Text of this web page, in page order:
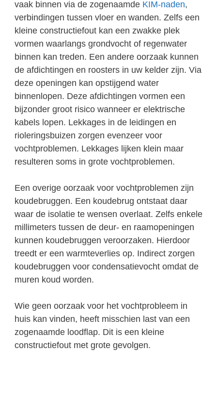
vaak binnen via de zogenaamde KIM-naden,
verbindingen tussen vloer en wanden. Zelfs een
kleine constructiefout kan een zwakke plek
vormen waarlangs grondvocht of regenwater
binnen kan treden. Een andere oorzaak kunnen
de afdichtingen en roosters in uw kelder zijn. Via
deze openingen kan opstijgend water
binnenlopen. Deze afdichtingen vormen een
bijzonder groot risico wanneer er elektrische
kabels lopen. Lekkages in de leidingen en
rioleringsbuizen zorgen evenzeer voor
vochtproblemen. Lekkages lijken klein maar
resulteren soms in grote vochtproblemen.
Een overige oorzaak voor vochtproblemen zijn
koudebruggen. Een koudebrug ontstaat daar
waar de isolatie te wensen overlaat. Zelfs enkele
millimeters tussen de deur- en raamopeningen
kunnen koudebruggen veroorzaken. Hierdoor
treedt er een warmteverlies op. Indirect zorgen
koudebruggen voor condensatievocht omdat de
muren koud worden.
Wie geen oorzaak voor het vochtprobleem in
huis kan vinden, heeft misschien last van een
zogenaamde loodflap. Dit is een kleine
constructiefout met grote gevolgen.